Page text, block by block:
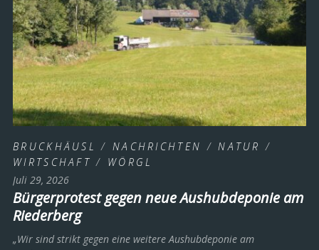
BRUCKHÄUSL / NACHRICHTEN /NATUR /
WIRTSCHAFT / WÖRGL
Juli 29, 2026
Bürgerprotest gegen neue Aushubdeponie am
Riederberg
„Wir sind strikt gegen eine weitere Aushubdeponie am